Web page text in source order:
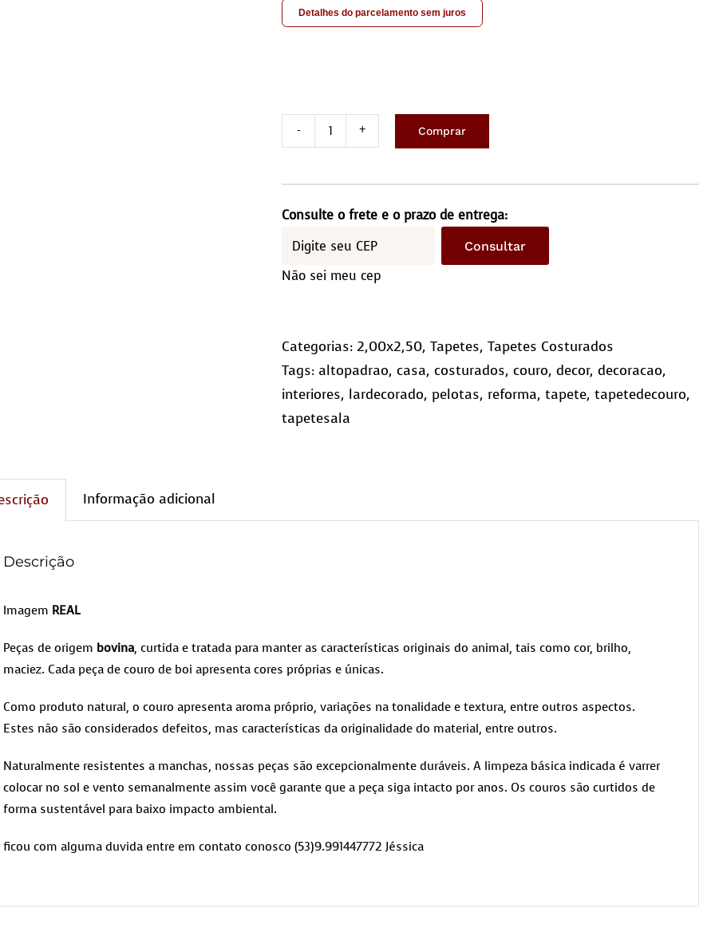
Detalhes do parcelamento sem juros
Couro
2,0x2,5m
Quadriculado
quantidade
Comprar
Consulte o frete e o prazo de entrega:
Consultar
Não sei meu cep
Categorias:2,00x2,50,Tapetes,Tapetes Costurados
Tags: altopadrao,casa,costurados,couro,decor,decoracao,
interiores, lardecorado, pelotas, reforma,tapete,tapetedecouro,
tapetesala
Informação adicional
Descrição
Imagem REAL
Peças de origem bovina, curtida e tratada para manter as características originais do animal, tais como cor, brilho,
maciez. Cada peça de couro de boi apresenta cores próprias e únicas.
Como produto natural, o couro apresenta aroma próprio, variações na tonalidade e textura, entre outros aspectos.
Estes não são considerados defeitos, mas características da originalidade do material, entre outros.
Naturalmente resistentes a manchas, nossas peças são excepcionalmente duráveis. A limpeza básica indicada é varrer
colocar no sol e vento semanalmente assim você garante que a peça siga intacto por anos. Os couros são curtidos de
forma sustentável para baixo impacto ambiental.
ficou com alguma duvida entre em contato conosco (53)9.991447772 Jéssica